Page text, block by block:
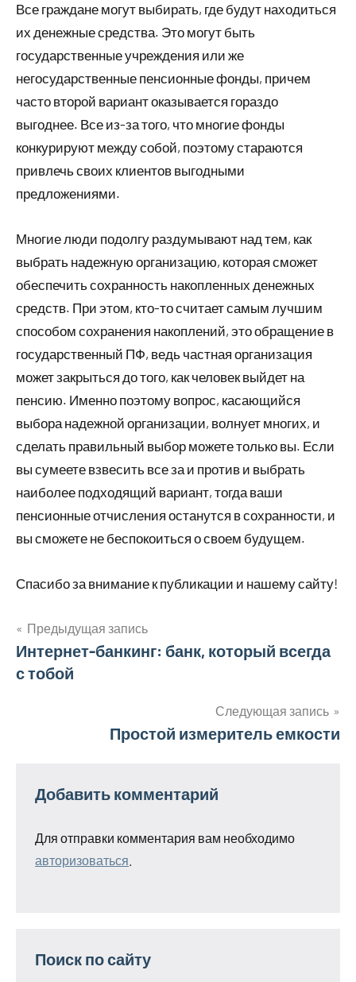
Все граждане могут выбирать, где будут находиться
их денежные средства. Это могут быть
государственные учреждения или же
негосударственные пенсионные фонды, причем
часто второй вариант оказывается гораздо
выгоднее. Все из-за того, что многие фонды
конкурируют между собой, поэтому стараются
привлечь своих клиентов выгодными
предложениями.
Многие люди подолгу раздумывают над тем, как
выбрать надежную организацию, которая сможет
обеспечить сохранность накопленных денежных
средств. При этом, кто-то считает самым лучшим
способом сохранения накоплений, это обращение в
государственный ПФ, ведь частная организация
может закрыться до того, как человек выйдет на
пенсию. Именно поэтому вопрос, касающийся
выбора надежной организации, волнует многих, и
сделать правильный выбор можете только вы. Если
вы сумеете взвесить все за и против и выбрать
наиболее подходящий вариант, тогда ваши
пенсионные отчисления останутся в сохранности, и
вы сможете не беспокоиться о своем будущем.
Спасибо за внимание к публикации и нашему сайту!
Навигация
по
Предыдущая запись
Интернет-банкинг: банк, который всегда
с тобой
Следующая запись
Простой измеритель емкости
Добавить комментарий
Для отправки комментария вам необходимо
авторизоваться
Поиск по сайту